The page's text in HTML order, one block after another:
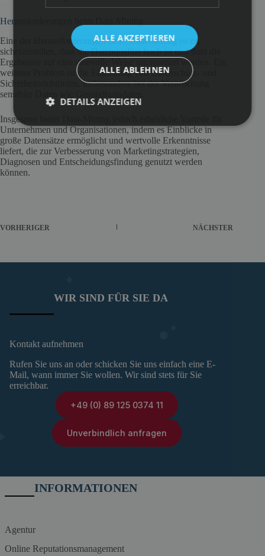
Herausforderungen beim Data-Mining
Eine der Herausforderungen beim Data-Mining ist es,
sicherzustellen, dass die Datenqualität hoch ist und dass die
Ergebnisse auf eine sinnvolle Weise interpretiert werden. Ein
weiteres Problem ist die Einhaltung von Datenschutz- und
Sicherheitsrichtlinien, insbesondere bei der Verarbeitung
sensibler Daten wie Gesundheitsdaten.
Insgesamt bietet Data-Mining jedoch erhebliche Vorteile für
Unternehmen und Organisationen, indem es Einblicke in
große Datensätze ermöglicht und wertvolle Erkenntnisse
liefert, die zur Verbesserung von Marketingstrategien,
Diagnosen und Entscheidungsfindung genutzt werden
können.
VORHERIGER NÄCHSTER
WIR SIND FÜR SIE DA
Kontakt aufnehmen
Rufen Sie uns an oder schicken Sie uns einfach eine E-
Mail, wann immer Sie wollen. Wir sind stets für Sie
erreichbar.
+49 (0) 89 125 0374 11
Unverbindlich anfragen
INFORMATIONEN
Agentur
Online Reputationsmanagement
ALLE AKZEPTIEREN
ALLE ABLEHNEN
DETAILS ANZEIGEN